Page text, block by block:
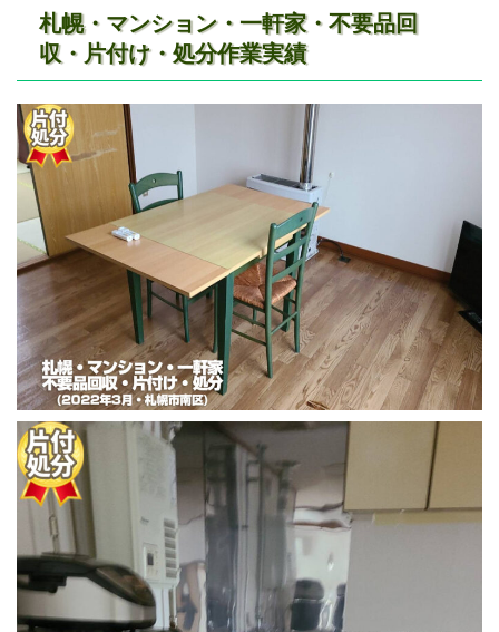
札幌・マンション・一軒家・不要品回
収・片付け・処分作業実績